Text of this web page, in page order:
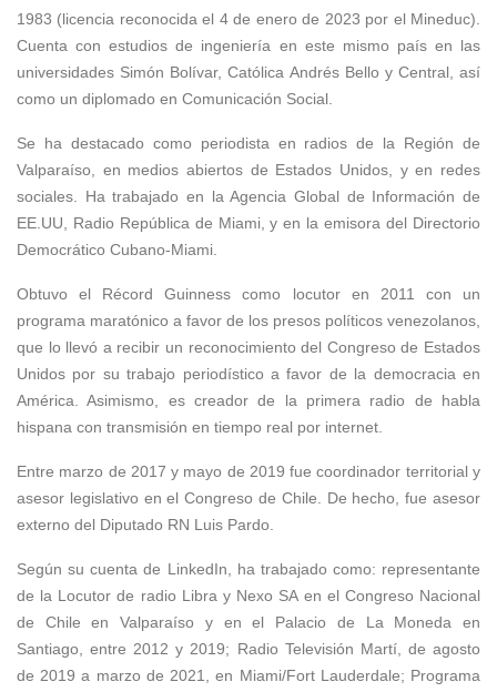
1983 (licencia reconocida el 4 de enero de 2023 por el Mineduc).
Cuenta con estudios de ingeniería en este mismo país en las
universidades Simón Bolívar, Católica Andrés Bello y Central, así
como un diplomado en Comunicación Social.
Se ha destacado como periodista en radios de la Región de
Valparaíso, en medios abiertos de Estados Unidos, y en redes
sociales. Ha trabajado en la Agencia Global de Información de
EE.UU, Radio República de Miami, y en la emisora del Directorio
Democrático Cubano-Miami.
Obtuvo el Récord Guinness como locutor en 2011 con un
programa maratónico a favor de los presos políticos venezolanos,
que lo llevó a recibir un reconocimiento del Congreso de Estados
Unidos por su trabajo periodístico a favor de la democracia en
América. Asimismo, es creador de la primera radio de habla
hispana con transmisión en tiempo real por internet.
Entre marzo de 2017 y mayo de 2019 fue coordinador territorial y
asesor legislativo en el Congreso de Chile. De hecho, fue asesor
externo del Diputado RN Luis Pardo.
Según su cuenta de LinkedIn, ha trabajado como: representante
de la Locutor de radio Libra y Nexo SA en el Congreso Nacional
de Chile en Valparaíso y en el Palacio de La Moneda en
Santiago, entre 2012 y 2019; Radio Televisión Martí, de agosto
de 2019 a marzo de 2021, en Miami/Fort Lauderdale; Programa